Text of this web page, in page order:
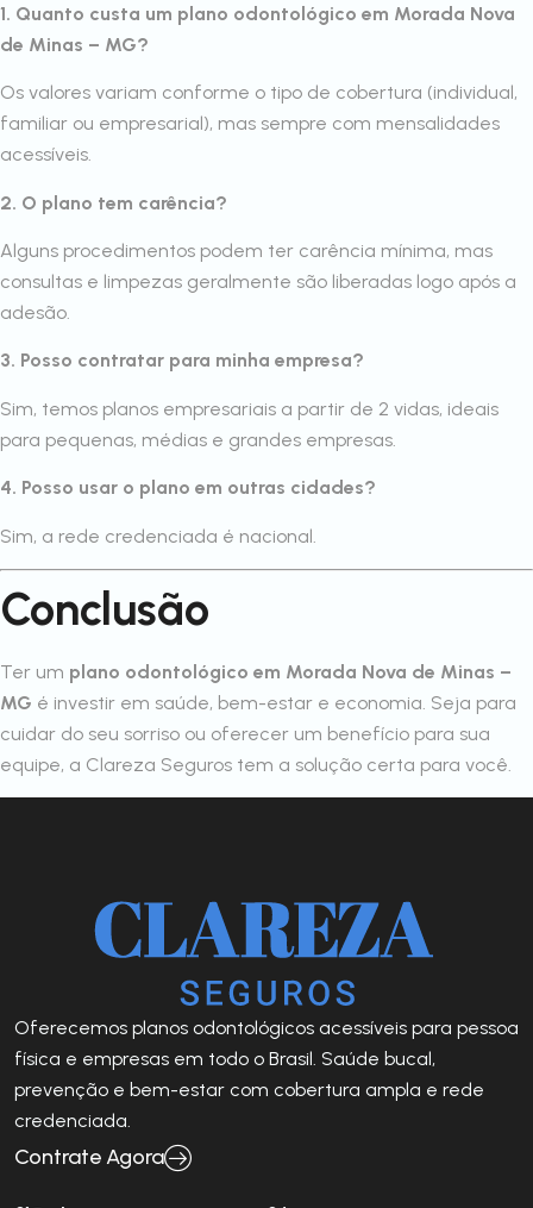
1. Quanto custa um plano odontológico em Morada Nova
de Minas – MG?
Os valores variam conforme o tipo de cobertura (individual,
familiar ou empresarial), mas sempre com mensalidades
acessíveis.
2. O plano tem carência?
Alguns procedimentos podem ter carência mínima, mas
consultas e limpezas geralmente são liberadas logo após a
adesão.
3. Posso contratar para minha empresa?
Sim, temos planos empresariais a partir de 2 vidas, ideais
para pequenas, médias e grandes empresas.
4. Posso usar o plano em outras cidades?
Sim, a rede credenciada é nacional.
Conclusão
Ter um plano odontológico em Morada Nova de Minas –
MG é investir em saúde, bem-estar e economia. Seja para
cuidar do seu sorriso ou oferecer um benefício para sua
equipe, a Clareza Seguros tem a solução certa para você.
Oferecemos planos odontológicos acessíveis para pessoa
física e empresas em todo o Brasil. Saúde bucal,
prevenção e bem-estar com cobertura ampla e rede
credenciada.
Contrate Agora